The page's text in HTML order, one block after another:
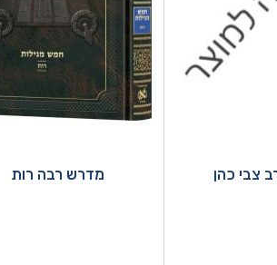
צבי כהן מדרש רבה רות